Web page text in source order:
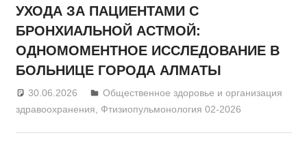
УХОДА ЗА ПАЦИЕНТАМИ С
БРОНХИАЛЬНОЙ АСТМОЙ:
ОДНОМОМЕНТНОЕ ИССЛЕДОВАНИЕ В
БОЛЬНИЦЕ ГОРОДА АЛМАТЫ
30.06.2026 admin
Общественное здоровье и организация
здравоохранения
Фтизиопульмонология 02-2026